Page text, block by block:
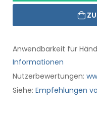
Anwendbarkeit für
Informationen
Nutzerbewertungen:
Siehe: Empfehlungen